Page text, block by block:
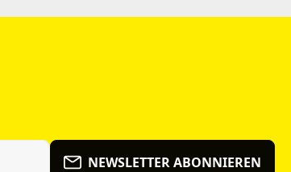
NEWSLETTER ABONNIEREN